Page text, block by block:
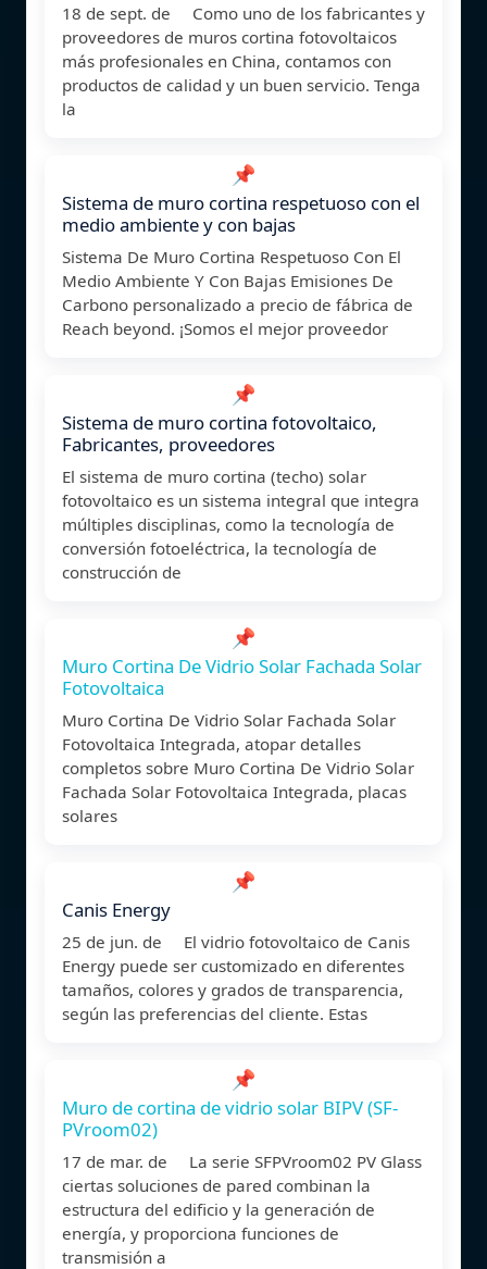
18 de sept. de Como uno de los fabricantes y
proveedores de muros cortina fotovoltaicos
más profesionales en China, contamos con
productos de calidad y un buen servicio. Tenga
la
📌
Sistema de muro cortina respetuoso con el
medio ambiente y con bajas
Sistema De Muro Cortina Respetuoso Con El
Medio Ambiente Y Con Bajas Emisiones De
Carbono personalizado a precio de fábrica de
Reach beyond. ¡Somos el mejor proveedor
📌
Sistema de muro cortina fotovoltaico,
Fabricantes, proveedores
El sistema de muro cortina (techo) solar
fotovoltaico es un sistema integral que integra
múltiples disciplinas, como la tecnología de
conversión fotoeléctrica, la tecnología de
construcción de
📌
Muro Cortina De Vidrio Solar Fachada Solar
Fotovoltaica
Muro Cortina De Vidrio Solar Fachada Solar
Fotovoltaica Integrada, atopar detalles
completos sobre Muro Cortina De Vidrio Solar
Fachada Solar Fotovoltaica Integrada, placas
solares
📌
Canis Energy
25 de jun. de El vidrio fotovoltaico de Canis
Energy puede ser customizado en diferentes
tamaños, colores y grados de transparencia,
según las preferencias del cliente. Estas
📌
Muro de cortina de vidrio solar BIPV (SF-
PVroom02)
17 de mar. de La serie SFPVroom02 PV Glass
ciertas soluciones de pared combinan la
estructura del edificio y la generación de
energía, y proporciona funciones de
transmisión a